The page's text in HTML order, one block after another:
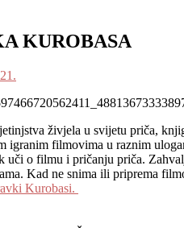
KUROBASA
živjela u svijetu priča,
igranim filmovima u raznim
uči o filmu i pričanju priča.
Kad ne snima ili priprema
Kurobasi.